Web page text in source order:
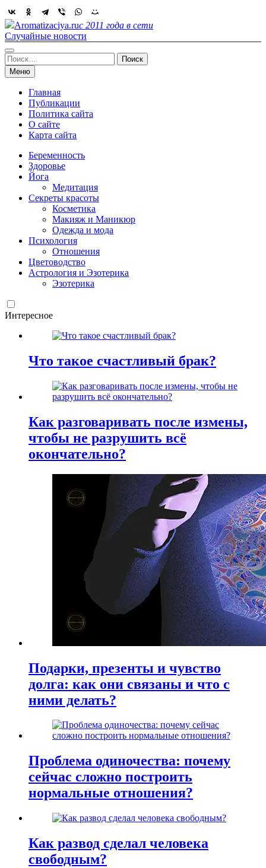
Skip
to
content
Aromatizaciya.ruс 2011 года в сети
Случайные новости
Найти:
Меню
Главная
Публикации
Политика сайта
О сайте
Карта сайта
Беременность
Здоровье
Йога
Медитация
Секреты красоты
Косметика
Макияж и Маникюр
Одежда и мода
Психология
Отношения
Цветоводство
Астрология и Эзотерика
Эзотерика
Интересное
Что такое счастливый брак?
Как разговаривать после измены,
чтобы не разрушить всё
окончательно?
Подарки, презенты и чувство
долга: как они связаны и что с
ними делать?
Проблема одиночества: почему
сейчас сложно построить
нормальные отношения?
Как развод сделал человека
свободным?